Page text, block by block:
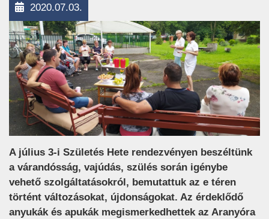
2020.07.03.
A július 3-i Születés Hete rendezvényen beszéltünk
a várandósság, vajúdás, szülés során igénybe
vehető szolgáltatásokról, bemutattuk az e téren
történt változásokat, újdonságokat. Az érdeklődő
anyukák és apukák megismerkedhettek az Aranyóra